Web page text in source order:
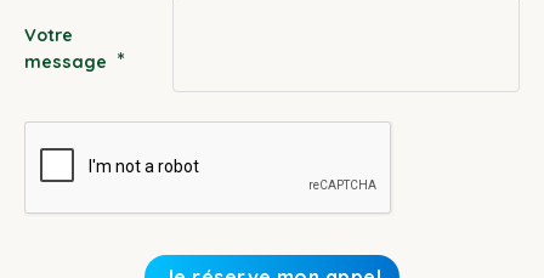
Votre
message *